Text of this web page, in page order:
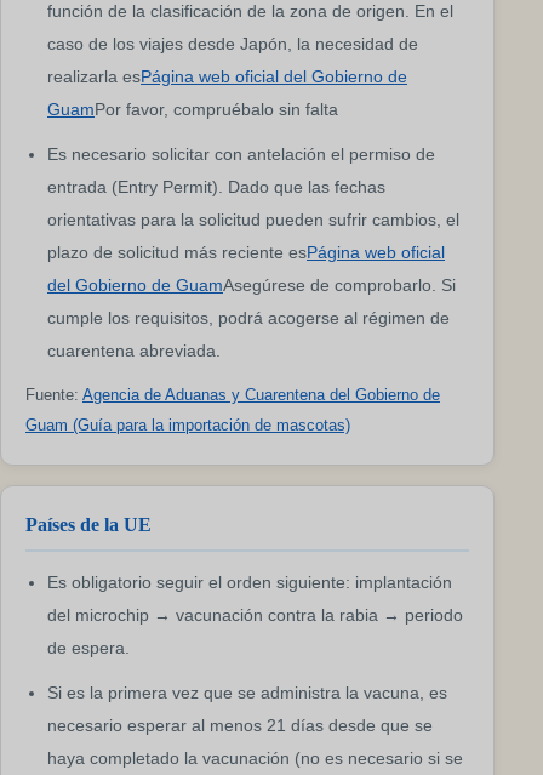
función de la clasificación de la zona de origen. En el
caso de los viajes desde Japón, la necesidad de
realizarla esPágina web oficial del Gobierno de
GuamPor favor, compruébalo sin falta
Es necesario solicitar con antelación el permiso de
entrada (Entry Permit). Dado que las fechas
orientativas para la solicitud pueden sufrir cambios, el
plazo de solicitud más reciente esPágina web oficial
del Gobierno de GuamAsegúrese de comprobarlo. Si
cumple los requisitos, podrá acogerse al régimen de
cuarentena abreviada.
Fuente: Agencia de Aduanas y Cuarentena del Gobierno de
Guam (Guía para la importación de mascotas)
Países de la UE
Es obligatorio seguir el orden siguiente: implantación
del microchip → vacunación contra la rabia → periodo
de espera.
Si es la primera vez que se administra la vacuna, es
necesario esperar al menos 21 días desde que se
haya completado la vacunación (no es necesario si se